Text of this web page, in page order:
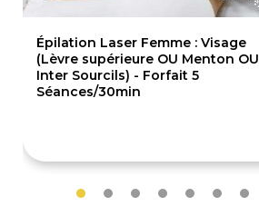
Épilation Laser Femme : Visage
(Lèvre supérieure OU Menton OU
Inter Sourcils) - Forfait 5
Séances/30min